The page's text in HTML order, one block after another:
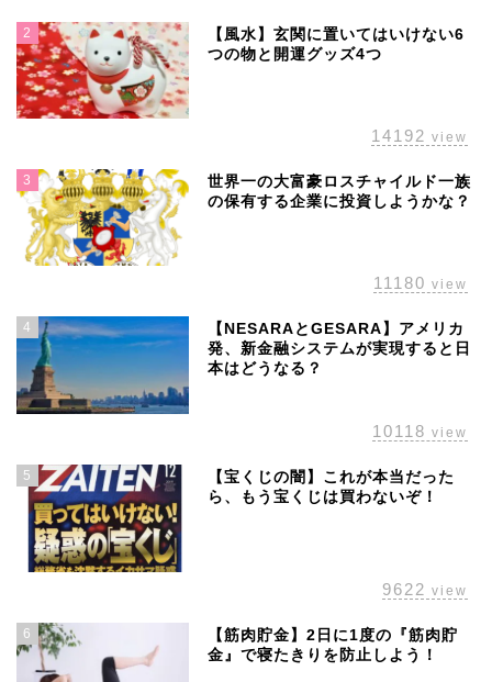
2
【風水】玄関に置いてはいけない6
つの物と開運グッズ4つ
14192 view
3
世界一の大富豪ロスチャイルド一族
の保有する企業に投資しようかな？
11180 view
4
【NESARAとGESARA】アメリカ
発、新金融システムが実現すると日
本はどうなる？
10118 view
5
【宝くじの闇】これが本当だった
ら、もう宝くじは買わないぞ！
9622 view
6
【筋肉貯金】2日に1度の『筋肉貯
金』で寝たきりを防止しよう！
ホーム
配当金